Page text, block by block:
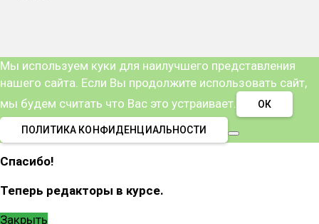
Мы используем куки для наилучшего представления
нашего сайта. Если Вы продолжите использовать сайт,
мы будем считать что Вас это устраивает.
ОК
ПОЛИТИКА КОНФИДЕНЦИАЛЬНОСТИ
Спасибо!
Теперь редакторы в курсе.
Закрыть